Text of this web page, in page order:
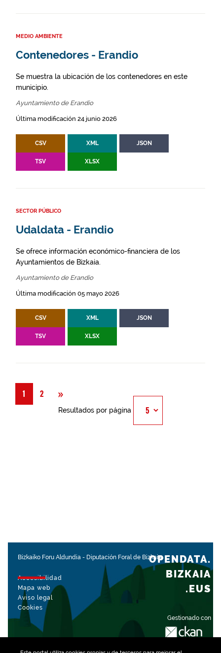
MEDIO AMBIENTE
Contenedores - Erandio
Se muestra la ubicación de los contenedores en este
municipio.
Ayuntamiento de Erandio
Última modificación 24 junio 2026
CSV XML JSON
TSV XLSX
SECTOR PÚBLICO
Udaldata - Erandio
Se ofrece información económico-financiera de los
Ayuntamientos de Bizkaia.
Ayuntamiento de Erandio
Última modificación 05 mayo 2026
CSV XML JSON
TSV XLSX
1 2 »
Resultados por página
Bizkaiko Foru Aldundia - Diputación Foral de Bizkaia
Accesibilidad
Mapa web
Aviso legal
Cookies
Gestionado con
OPENDATA.
BIZKAIA
.EUS